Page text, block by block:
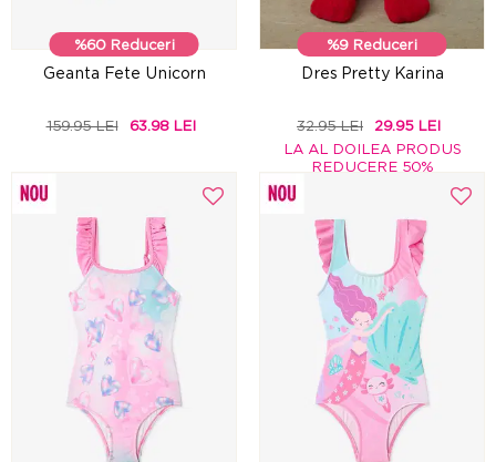
%60 Reduceri
Geanta Fete Unicorn
159.95 LEI 63.98 LEI
%9 Reduceri
Dres Pretty Karina
32.95 LEI
29.95 LEI
LA AL DOILEA PRODUS
REDUCERE 50%